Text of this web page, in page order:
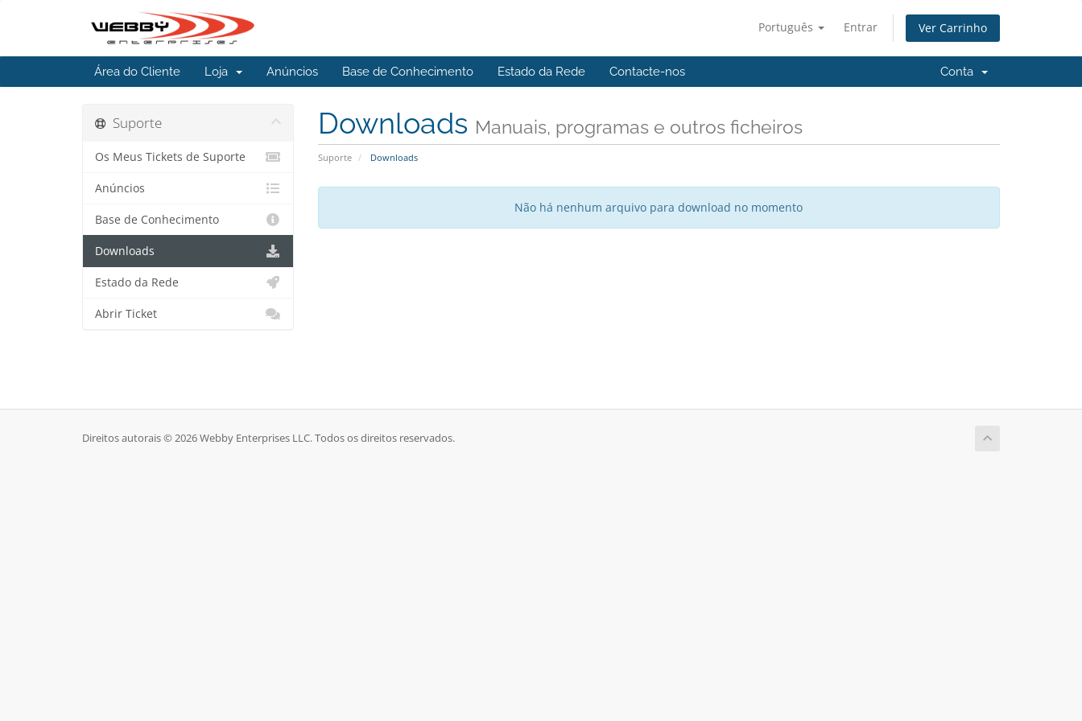
Português Entrar Ver Carrinho
Área do Cliente Loja Anúncios Base de Conhecimento Estado da Rede Contacte-nos Conta
Downloads Manuais, programas e outros ficheiros
Suporte Downloads
Não há nenhum arquivo para download no momento
Suporte
Os Meus Tickets de Suporte
Anúncios
Base de Conhecimento
Downloads
Estado da Rede
Abrir Ticket
Direitos autorais © 2026 Webby Enterprises LLC. Todos os direitos reservados.